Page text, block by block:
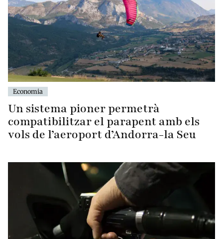
Economia
Un sistema pioner permetrà
compatibilitzar el parapent amb els
vols de l’aeroport d’Andorra-la Seu